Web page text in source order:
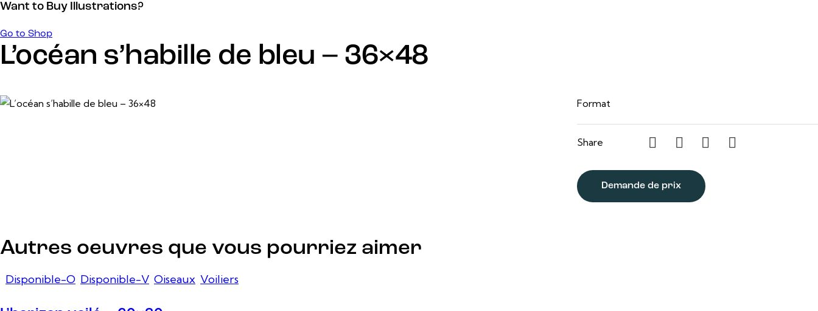
Want to Buy Illustrations?
Go to Shop
L’océan s’habille de bleu – 36×48
Format
Share
Demande de prix
Autres oeuvres que vous pourriez aimer
Disponible-O Disponible-V Oiseaux Voiliers